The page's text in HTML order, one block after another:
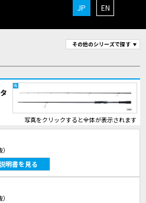
JP EN
その他のシリーズで探す
写真をクリックすると全体が表示されます
明書を見る